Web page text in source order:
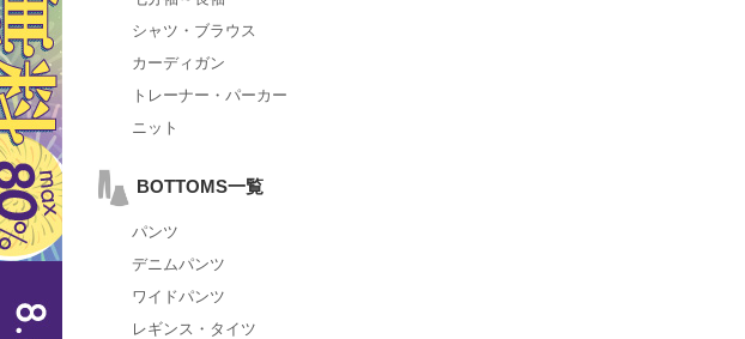
シャツ・ブラウス
カーディガン
トレーナー・パーカー
ニット
BOTTOMS一覧
パンツ
デニムパンツ
ワイドパンツ
レギンス・タイツ